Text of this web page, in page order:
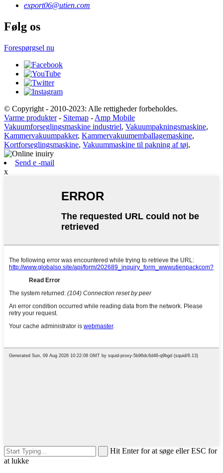
export06@utien.com
Følg os
Forespørgsel nu
© Copyright - 2010-2023: Alle rettigheder forbeholdes.
Varme produkter- Sitemap - Amp Mobile
Vakuumforseglingsmaskine industriel, Vakuumpakningsmaskine,
Kammervakuumpakker, Kammervakuumemballagemaskine,
Kortforseglingsmaskine, Vakuummaskine til pakning af tøj,
Send e -mail
x
Hit Enter for at søge eller ESC for
at lukke